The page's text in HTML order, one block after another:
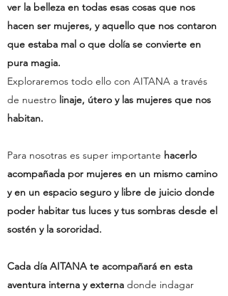
ver la belleza en todas esas cosas que nos
hacen ser mujeres, y aquello que nos contaron
que estaba mal o que dolía se convierte en
pura magia.
Exploraremos todo ello con AITANA a través
de nuestro linaje, útero y las mujeres que nos
habitan.
Para nosotras es super importante hacerlo
acompañada por mujeres en un mismo camino
y en un espacio seguro y libre de juicio donde
poder habitar tus luces y tus sombras desde el
sostén y la sororidad.
Cada día AITANA te acompañará en esta
aventura interna y externa donde indagar